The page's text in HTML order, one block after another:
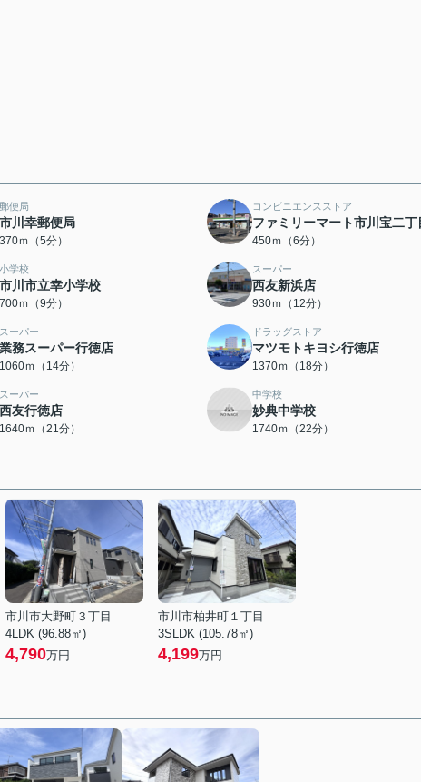
郵便局
市川幸郵便局
370ｍ（5分）
コンビニエンスストア
ファミリーマート市川宝二丁
450ｍ（6分）
小学校
市川市立幸小学校
700ｍ（9分）
スーパー
西友新浜店
930ｍ（12分）
スーパー
業務スーパー行徳店
1060ｍ（14分）
ドラッグストア
マツモトキヨシ行徳店
1370ｍ（18分）
スーパー
西友行徳店
1640ｍ（21分）
中学校
妙典中学校
1740ｍ（22分）
市川市大野町３丁目
4LDK (96.88㎡)
4,790万円
市川市柏井町１丁目
3SLDK (105.78㎡)
4,199万円